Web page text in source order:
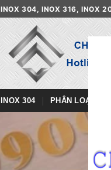
INOX 304, INOX 316, INOX
INOX 304 PHÂN LOẠI INOX